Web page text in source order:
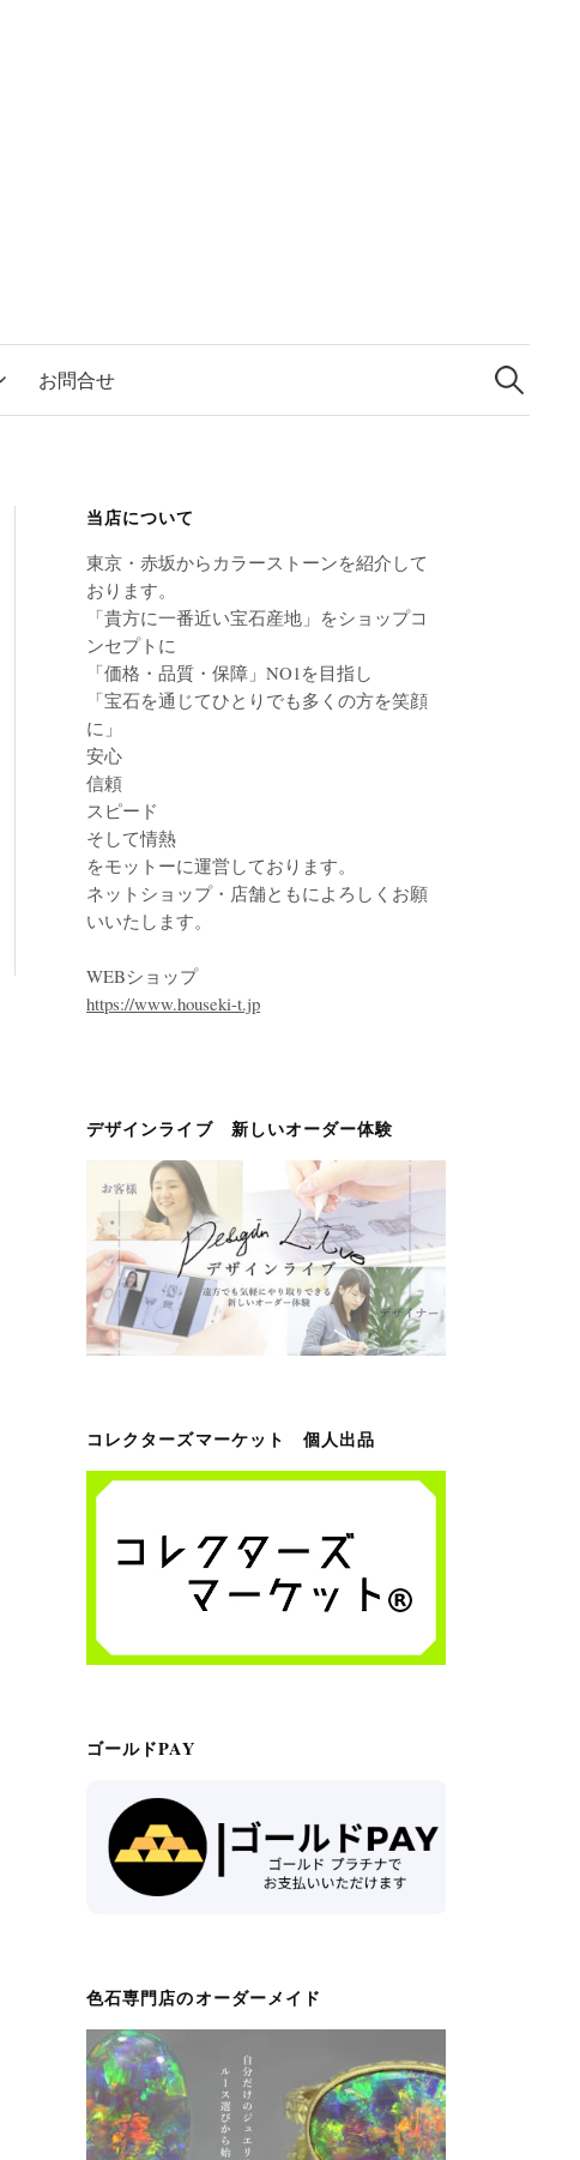
お問合せ
検
索:
当店について
東京・赤坂からカラーストーンを紹介して
おります。
「貴方に一番近い宝石産地」をショップコ
ンセプトに
「価格・品質・保障」NO1を目指し
「宝石を通じてひとりでも多くの方を笑顔
に」
安心
信頼
スピード
そして情熱
をモットーに運営しております。
ネットショップ・店舗ともによろしくお願
いいたします。
WEBショップ
https://www.houseki-t.jp
デザインライブ 新しいオーダー体験
コレクターズマーケット 個人出品
ゴールドPAY
色石専門店のオーダーメイド